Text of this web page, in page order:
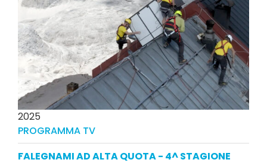
2025
PROGRAMMA TV
FALEGNAMI AD ALTA QUOTA - 4^ STAGIONE